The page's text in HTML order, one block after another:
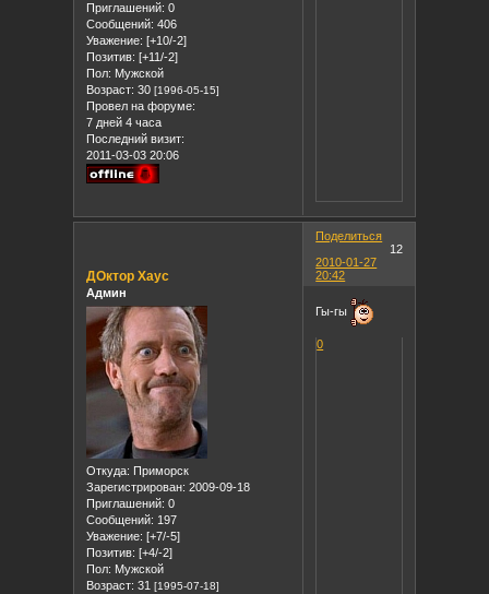
Приглашений: 0
Сообщений: 406
Уважение: [+10/-2]
Позитив: [+11/-2]
Пол: Мужской
Возраст: 30[1996-05-15]
Провел на форуме:
7 дней 4 часа
Последний визит:
2011-03-03 20:06
Поделиться
12
2010-01-27
20:42
ДОктор Хаус
Админ
Откуда: Приморск
Зарегистрирован: 2009-09-18
Приглашений: 0
Сообщений: 197
Уважение: [+7/-5]
Позитив: [+4/-2]
Пол: Мужской
Возраст: 31[1995-07-18]
Гы-гы
0